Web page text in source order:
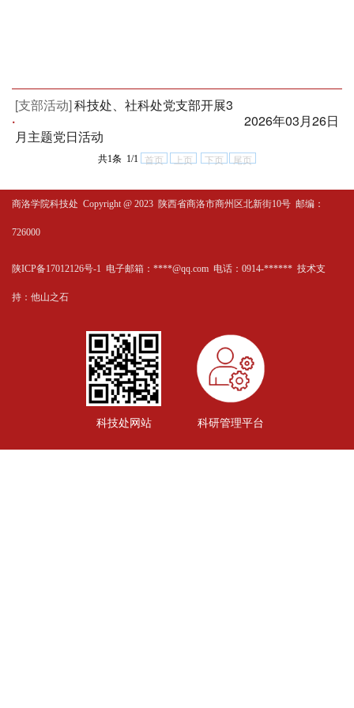
·
[支部活动]科技处、社科处党支部开展3
月主题党日活动
2026年03月26日
共1条 1/1 首页 上页 下页 尾页
商洛学院科技处 Copyright @ 2023 陕西省商洛市商州区北新街10号 邮编：
726000
陕ICP备17012126号-1 电子邮箱：****@qq.com 电话：0914-****** 技术支
持： 他山之石
科技处网站 科研管理平台